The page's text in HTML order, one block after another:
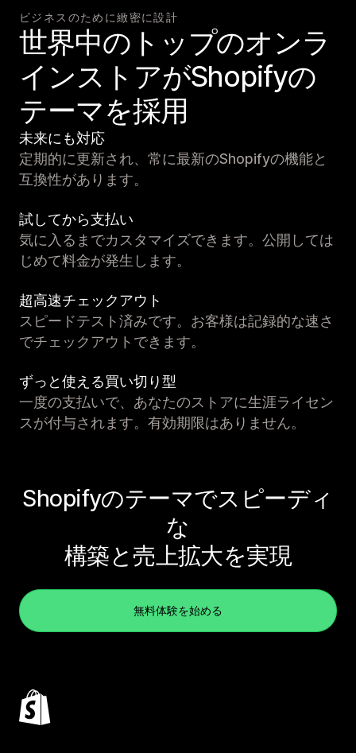
ビジネスのために緻密に設計
世界中のトップのオンラ
インストアがShopifyの
テーマを採用
未来にも対応
定期的に更新され、常に最新のShopifyの機能と
互換性があります。
試してから支払い
気に入るまでカスタマイズできます。公開しては
じめて料金が発生します。
超高速チェックアウト
スピードテスト済みです。お客様は記録的な速さ
でチェックアウトできます。
ずっと使える買い切り型
一度の支払いで、あなたのストアに生涯ライセン
スが付与されます。有効期限はありません。
Shopifyのテーマでスピーディ
な
構築と売上拡大を実現
無料体験を始める